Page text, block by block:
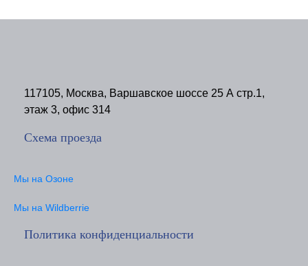
117105, Москва, Варшавское шоссе 25 А стр.1,
этаж 3, офис 314
Схема проезда
Мы на Озоне
Мы на Wildberrie
Политика конфиденциальности